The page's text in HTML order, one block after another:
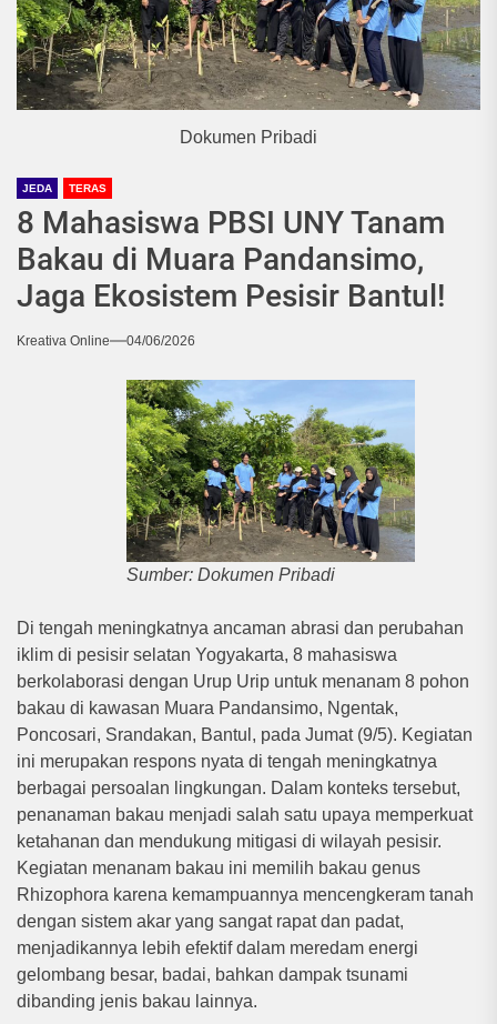
Dokumen Pribadi
JEDA TERAS
8 Mahasiswa PBSI UNY Tanam
Bakau di Muara Pandansimo,
Jaga Ekosistem Pesisir Bantul!
Kreativa Online 04/06/2026
Sumber: Dokumen Pribadi
Di tengah meningkatnya ancaman abrasi dan perubahan
iklim di pesisir selatan Yogyakarta, 8 mahasiswa
berkolaborasi dengan Urup Urip untuk menanam 8 pohon
bakau di kawasan Muara Pandansimo, Ngentak,
Poncosari, Srandakan, Bantul, pada Jumat (9/5). Kegiatan
ini merupakan respons nyata di tengah meningkatnya
berbagai persoalan lingkungan. Dalam konteks tersebut,
penanaman bakau menjadi salah satu upaya memperkuat
ketahanan dan mendukung mitigasi di wilayah pesisir.
Kegiatan menanam bakau ini memilih bakau genus
Rhizophora karena kemampuannya mencengkeram tanah
dengan sistem akar yang sangat rapat dan padat,
menjadikannya lebih efektif dalam meredam energi
gelombang besar, badai, bahkan dampak tsunami
dibanding jenis bakau lainnya.